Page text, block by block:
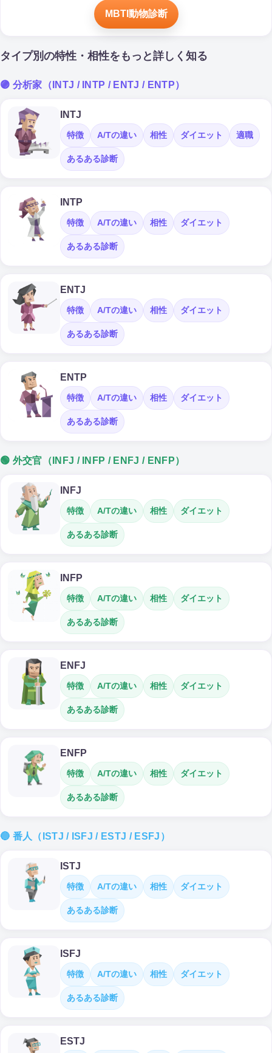
MBTI動物診断
タイプ別の特性・相性をもっと詳しく知る
🟣 分析家（INTJ / INTP / ENTJ / ENTP）
INTJ
特徴 A/Tの違い 相性 ダイエット 適職
あるある診断
INTP
特徴 A/Tの違い 相性 ダイエット
あるある診断
ENTJ
特徴 A/Tの違い 相性 ダイエット
あるある診断
ENTP
特徴 A/Tの違い 相性 ダイエット
あるある診断
🟢 外交官（INFJ / INFP / ENFJ / ENFP）
INFJ
特徴 A/Tの違い 相性 ダイエット
あるある診断
INFP
特徴 A/Tの違い 相性 ダイエット
あるある診断
ENFJ
特徴 A/Tの違い 相性 ダイエット
あるある診断
ENFP
特徴 A/Tの違い 相性 ダイエット
あるある診断
🔵 番人（ISTJ / ISFJ / ESTJ / ESFJ）
ISTJ
特徴 A/Tの違い 相性 ダイエット
あるある診断
ISFJ
特徴 A/Tの違い 相性 ダイエット
あるある診断
ESTJ